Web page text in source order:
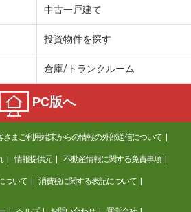
6.20万円
２
7.40万円
宮城県仙台市青葉区大町２
39.36m²
2K
２
中古一戸建て
投資物件を探す
倉庫/トランクルーム
PC版へ
さまご利用端末からの情報の外部送信について
情報提供元 不動産情報に関する免責事項
ついて 消費税に関する表記について